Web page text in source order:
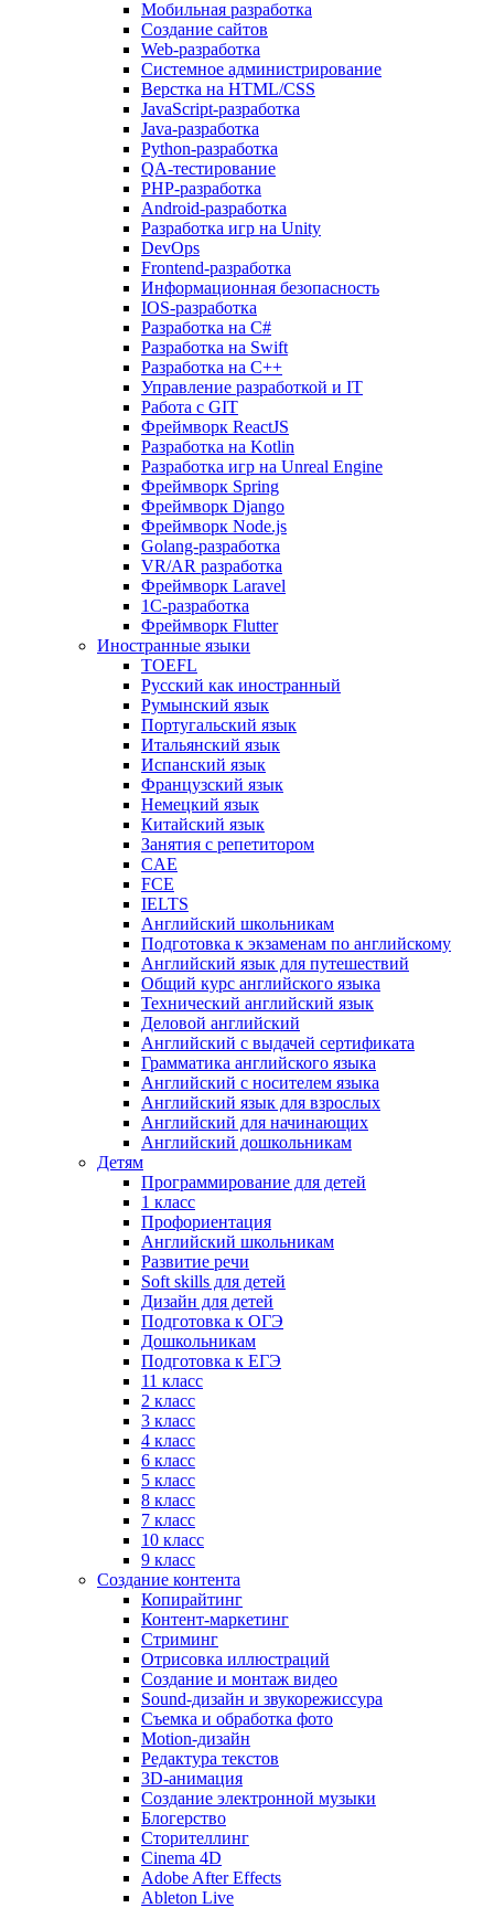
Мобильная разработка
Создание сайтов
Web-разработка
Системное администрирование
Верстка на HTML/CSS
JavaScript-разработка
Java-разработка
Python-разработка
QA-тестирование
PHP-разработка
Android-разработка
Разработка игр на Unity
DevOps
Frontend-разработка
Информационная безопасность
IOS-разработка
Разработка на C#
Разработка на Swift
Разработка на C++
Управление разработкой и IT
Работа с GIT
Фреймворк ReactJS
Разработка на Kotlin
Разработка игр на Unreal Engine
Фреймворк Spring
Фреймворк Django
Фреймворк Node.js
Golang-разработка
VR/AR разработка
Фреймворк Laravel
1C-разработка
Фреймворк Flutter
Иностранные языки
TOEFL
Русский как иностранный
Румынский язык
Португальский язык
Итальянский язык
Испанский язык
Французский язык
Немецкий язык
Китайский язык
Занятия с репетитором
CAE
FCE
IELTS
Английский школьникам
Подготовка к экзаменам по английскому
Английский язык для путешествий
Общий курс английского языка
Технический английский язык
Деловой английский
Английский с выдачей сертификата
Грамматика английского языка
Английский с носителем языка
Английский язык для взрослых
Английский для начинающих
Английский дошкольникам
Детям
Программирование для детей
1 класс
Профориентация
Английский школьникам
Развитие речи
Soft skills для детей
Дизайн для детей
Подготовка к ОГЭ
Дошкольникам
Подготовка к ЕГЭ
11 класс
2 класс
3 класс
4 класс
6 класс
5 класс
8 класс
7 класс
10 класс
9 класс
Создание контента
Копирайтинг
Контент-маркетинг
Стриминг
Отрисовка иллюстраций
Создание и монтаж видео
Sound-дизайн и звукорежиссура
Съемка и обработка фото
Motion-дизайн
Редактура текстов
3D-анимация
Создание электронной музыки
Блогерство
Сторителлинг
Cinema 4D
Adobe After Effects
Ableton Live